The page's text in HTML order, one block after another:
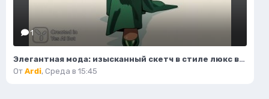
1
Элегантная мода: изысканный скетч в стиле люкс высокой верности. Картинка из нейронной сети Flux
От Ardi, Среда в 15:45